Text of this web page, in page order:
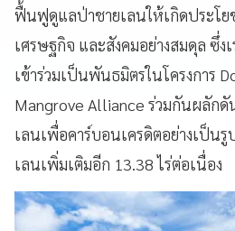
ฟื้นฟูดูแลป่าชายเลนให้เกิดประโ
เศรษฐกิจ และสังคมอย่างสมดุล ซึ่ง
เข้าร่วมเป็นพันธมิตรในโครงการ
Mangrove Alliance ร่วมกันผลัก
เลนเพื่อคาร์บอนเครดิตอย่างเป็น
เลนเพิ่มเติมอีก 13.38 ไร่ต่อเนื่อง